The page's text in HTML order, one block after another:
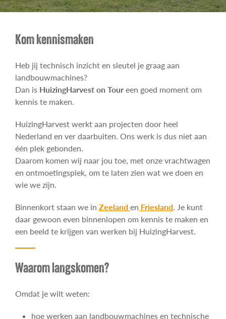
Contact
Kom kennismaken
Heb jij technisch inzicht en sleutel je graag aan
landbouwmachines?
Dan is HuizingHarvest on Tour een goed moment om
kennis te maken.
HuizingHarvest werkt aan projecten door heel
Nederland en ver daarbuiten. Ons werk is dus niet aan
één plek gebonden.
Daarom komen wij naar jou toe, met onze vrachtwagen
en ontmoetingsplek, om te laten zien wat we doen en
wie we zijn.
Binnenkort staan we in Zeeland en Friesland. Je kunt
daar gewoon even binnenlopen om kennis te maken en
een beeld te krijgen van werken bij HuizingHarvest.
Waarom langskomen?
Omdat je wilt weten:
hoe werken aan landbouwmachines en technische